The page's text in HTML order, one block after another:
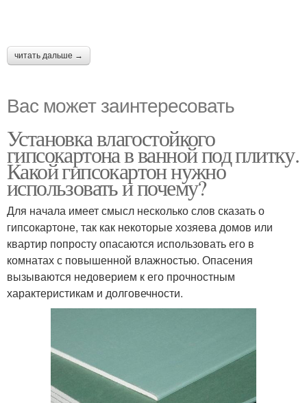
читать дальше →
Вас может заинтересовать
Установка влагостойкого
гипсокартона в ванной под плитку.
Какой гипсокартон нужно
использовать и почему?
Для начала имеет смысл несколько слов сказать о
гипсокартоне, так как некоторые хозяева домов или
квартир попросту опасаются использовать его в
комнатах с повышенной влажностью. Опасения
вызываются недоверием к его прочностным
характеристикам и долговечности.